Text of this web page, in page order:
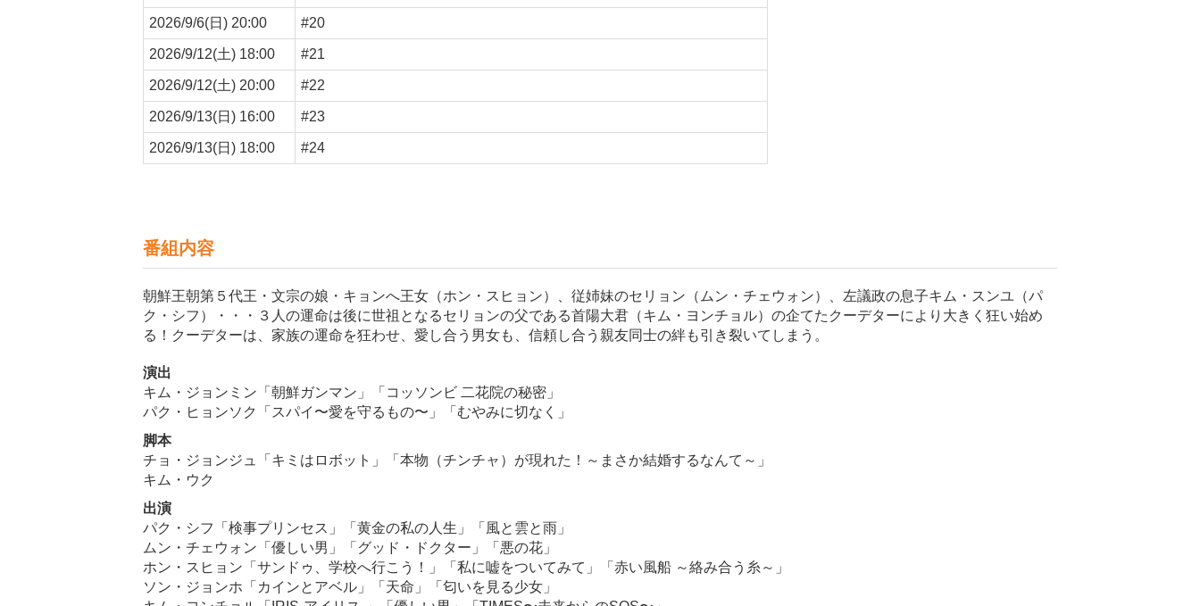
2026/9/6(日) 20:00 #20
2026/9/12(土) 18:00 #21
2026/9/12(土) 20:00 #22
2026/9/13(日) 16:00 #23
2026/9/13(日) 18:00 #24
番組内容
朝鮮王朝第５代王・文宗の娘・キョンへ王女（ホン・スヒョン）、従姉妹のセリョン（ムン・チェウォン）、左議政の息子キム・スンユ（パ
ク・シフ）・・・３人の運命は後に世祖となるセリョンの父である首陽大君（キム・ヨンチョル）の企てたクーデターにより大きく狂い始め
る！クーデターは、家族の運命を狂わせ、愛し合う男女も、信頼し合う親友同士の絆も引き裂いてしまう。
演出
キム・ジョンミン「朝鮮ガンマン」「コッソンビ 二花院の秘密」
パク・ヒョンソク「スパイ〜愛を守るもの〜」「むやみに切なく」
脚本
チョ・ジョンジュ「キミはロボット」「本物（チンチャ）が現れた！～まさか結婚するなんて～」
キム・ウク
出演
パク・シフ「検事プリンセス」「黄金の私の人生」「風と雲と雨」
ムン・チェウォン「優しい男」「グッド・ドクター」「悪の花」
ホン・スヒョン「サンドゥ、学校へ行こう！」「私に嘘をついてみて」「赤い風船 ～絡み合う糸～」
ソン・ジョンホ「カインとアベル」「天命」「匂いを見る少女」